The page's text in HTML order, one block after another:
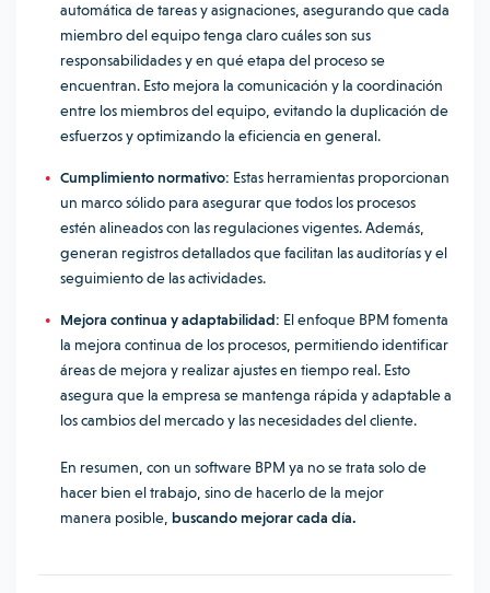
automática de tareas y asignaciones, asegurando que cada
miembro del equipo tenga claro cuáles son sus
responsabilidades y en qué etapa del proceso se
encuentran. Esto mejora la comunicación y la coordinación
entre los miembros del equipo, evitando la duplicación de
esfuerzos y optimizando la eficiencia en general.
Cumplimiento normativo: Estas herramientas proporcionan
un marco sólido para asegurar que todos los procesos
estén alineados con las regulaciones vigentes. Además,
generan registros detallados que facilitan las auditorías y el
seguimiento de las actividades.
Mejora continua y adaptabilidad: El enfoque BPM fomenta
la mejora continua de los procesos, permitiendo identificar
áreas de mejora y realizar ajustes en tiempo real. Esto
asegura que la empresa se mantenga rápida y adaptable a
los cambios del mercado y las necesidades del cliente.
En resumen, con un software BPM ya no se trata solo de
hacer bien el trabajo, sino de hacerlo de la mejor
manera posible, buscando mejorar cada día.